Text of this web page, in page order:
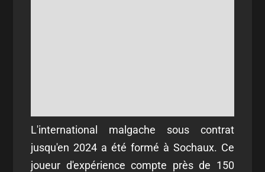
L'international malgache sous contrat
jusqu'en 2024 a été formé à Sochaux. Ce
joueur d'expérience compte près de 150